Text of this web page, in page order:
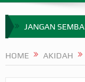
JANGAN
HOME AKIDAH